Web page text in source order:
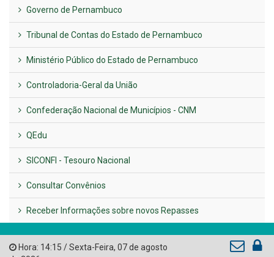
Previous
LINKS ÚTEIS
AMUPE
Governo de Pernambuco
Tribunal de Contas do Estado de Pernambuco